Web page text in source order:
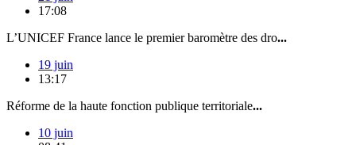
17:08
L’UNICEF France lance le premier baromètre des dro...
19 juin
13:17
Réforme de la haute fonction publique territoriale...
10 juin